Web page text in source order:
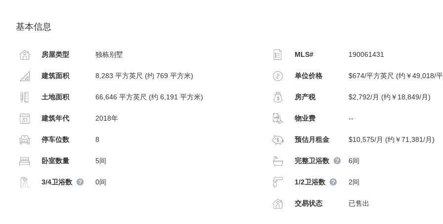
基本信息
房屋类型 独栋别墅
建筑面积 8,283 平方英尺 (约 769 平方米)
土地面积 66,646 平方英尺 (约 6,191 平方米)
建筑年代 2018年
停车位数 8
卧室数量 5间
3/4卫浴数 0间
MLS# 190061431
单位价格 $674/平方英尺 (约￥49,018/
房产税 $2,792/月 (约￥18,849/月)
物业费 --
预估月租金 $10,575/月 (约￥71,381/月)
完整卫浴数 6间
1/2卫浴数 2间
交易状态 已售出